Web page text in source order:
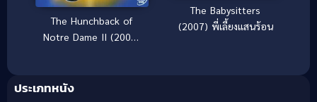
The Hunchback of
Notre Dame II (2002)
The Babysitters
(2007) พี่เลี้ยงแสนร้อน
ประเภทหนัง